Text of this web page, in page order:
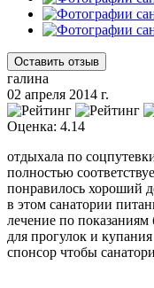
Оставить отзыв
галина
02 апреля 2014 г.
Оценка: 4.14
отдыхала по
полностью
понравилось хороший
в этом санатории
лечение по показаниям
для прогулок и
спонсор чтобы